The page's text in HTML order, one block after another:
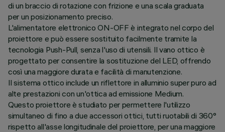
di un braccio di rotazione con frizione e una scala graduata
per un posizionamento preciso.
L'alimentatore elettronico ON-OFF è integrato nel corpo del
proiettore e può essere sostituito facilmente tramite la
tecnologia Push-Pull, senza l'uso di utensili. Il vano ottico è
progettato per consentire la sostituzione del LED, offrendo
così una maggiore durata e facilità di manutenzione.
Il sistema ottico include un riflettore in alluminio super puro ad
alte prestazioni con un'ottica ad emissione Medium.
Questo proiettore è studiato per permettere l'utilizzo
simultaneo di fino a due accessori ottici, tutti ruotabili di 360°
rispetto all'asse longitudinale del proiettore, per una maggiore